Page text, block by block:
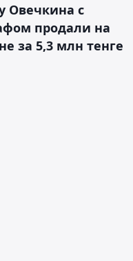
Овечкина с
продали на
за 5,3 млн тенге